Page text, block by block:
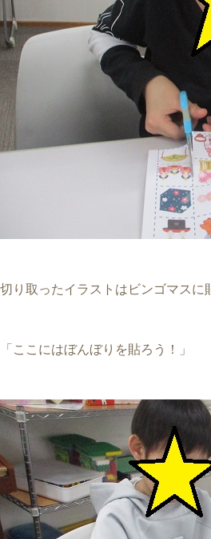
切り取ったイラストはビンゴマスに
「ここにはぼんぼりを貼ろう！」